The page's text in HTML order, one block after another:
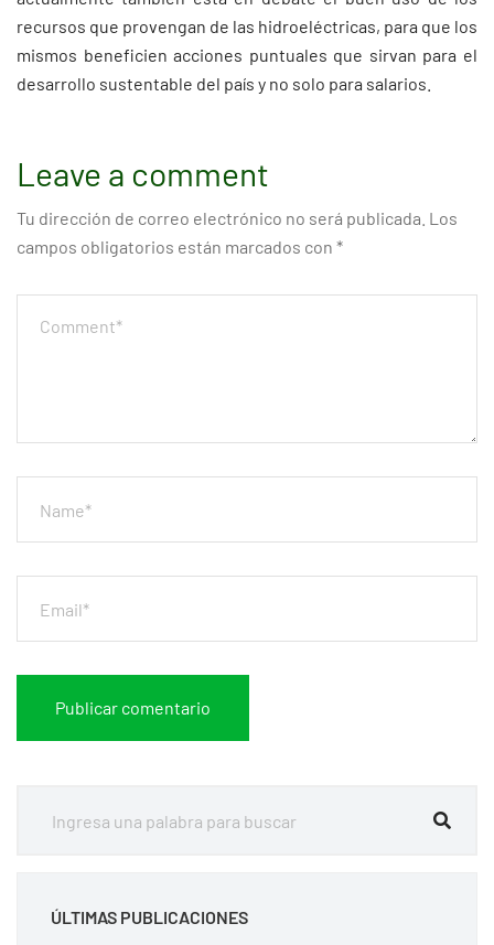
recursos que provengan de las hidroeléctricas, para que los
mismos beneficien acciones puntuales que sirvan para el
desarrollo sustentable del país y no solo para salarios.
Leave a comment
Tu dirección de correo electrónico no será publicada. Los
campos obligatorios están marcados con *
ÚLTIMAS PUBLICACIONES